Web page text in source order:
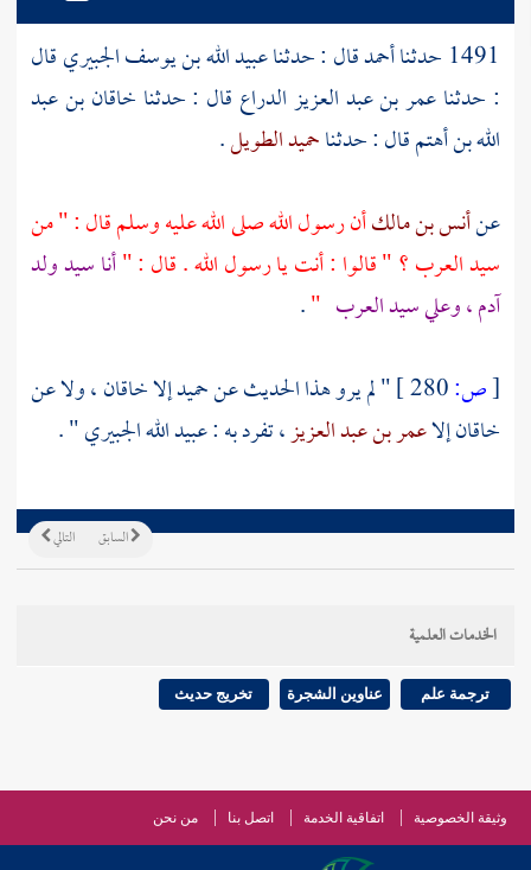
1491 حدثنا أحمدقال : حدثناعبيد الله بن يوسف الجبيريقال
: حدثناعمر بن عبد العزيز الدراع قال : حدثنا خاقان بن عبد
الله بن أهتمقال : حدثناحميد الطويل.
عنأنس بن مالكأن رسول الله صلى الله عليه وسلم قال : " من
سيد العرب ؟ " قالوا : أنت يا رسول الله . قال : "أنا سيد ولد
آدم،وعليسيد العرب "
.
[ص: " لم يرو هذا الحديث عنحميدإلاخاقان، ولا عن
خاقانإلاعمر بن عبد العزيز، تفرد به :عبيد الله الجبيري" .
التالي السابق
الخدمات العلمية
ترجمة علم عناوين الشجرة تخريج حديث
وثيقة الخصوصية اتفاقية الخدمة اتصل بنا من نحن